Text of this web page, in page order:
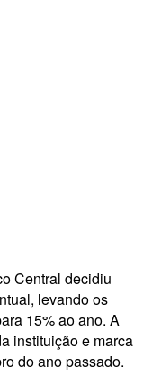
Central decidiu
levando os
15% ao ano. A
instituição e marca
do ano passado.